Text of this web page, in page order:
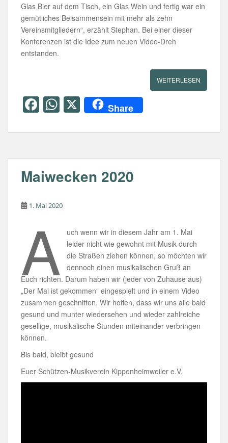
Glas Bier auf dem Tisch, ein Glas Wein und fertig war ein
gemütliches Beisammensein mit mehr als zehn
Vereinsmitgliedern“, erzählt Stephan. Bei einer dieser
Konferenzen ist die Idee zum neuen Video-Dreh
entstanden.
WEITERLESEN
F
c
e
b
o
o
W
at
s
A
p
p
X Share
Maiwecken 2020
1. Mai 2020
A
uch wenn wir in diesem Jahr am 1. Mai
leider nicht wie gewohnt mit Musik durch
die Straßen ziehen können, so möchten wir
dennoch einen musikalischen Gruß an
Euch richten. Darum haben wir (jeder von Zuhause aus)
„Der Mai ist gekommen“ eingespielt und in einem Video
zusammen geschnitten. Wir hoffen, dass wir uns alle bald
gesund und munter wiedersehen und wieder zahlreiche
gesellige, musikalische Stunden miteinander verbringen
können.
Bis bald, bleibt gesund
Euer Schützen-Musikverein Kippenheimweiler e.V.